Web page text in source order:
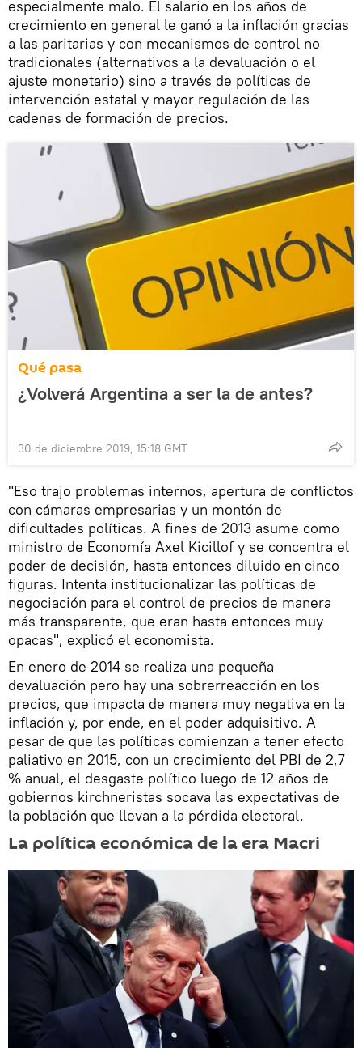
especialmente malo. El salario en los años de
crecimiento en general le ganó a la inflación gracias
a las paritarias y con mecanismos de control no
tradicionales (alternativos a la devaluación o el
ajuste monetario) sino a través de políticas de
intervención estatal y mayor regulación de las
cadenas de formación de precios.
Qué pasa
¿Volverá Argentina a ser la de antes?
30 de diciembre 2019, 15:18 GMT
"Eso trajo problemas internos, apertura de conflictos
con cámaras empresarias y un montón de
dificultades políticas. A fines de 2013 asume como
ministro de Economía Axel Kicillof y se concentra el
poder de decisión, hasta entonces diluido en cinco
figuras. Intenta institucionalizar las políticas de
negociación para el control de precios de manera
más transparente, que eran hasta entonces muy
opacas", explicó el economista.
En enero de 2014 se realiza una pequeña
devaluación pero hay una sobrerreacción en los
precios, que impacta de manera muy negativa en la
inflación y, por ende, en el poder adquisitivo. A
pesar de que las políticas comienzan a tener efecto
paliativo en 2015, con un crecimiento del PBI de 2,7
% anual, el desgaste político luego de 12 años de
gobiernos kirchneristas socava las expectativas de
la población que llevan a la pérdida electoral.
La política económica de la era Macri